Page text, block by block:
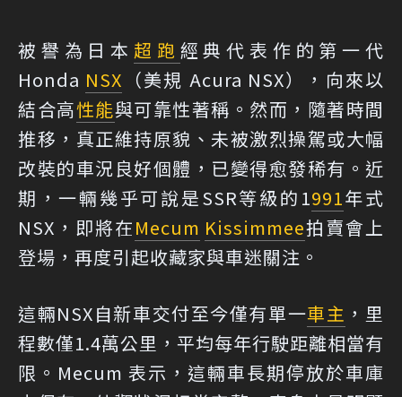
被譽為日本 超跑 經典代表作的第一代
Honda NSX （美規 Acura NSX），向來以
結合高性能與可靠性著稱。然而，隨著時間
推移，真正維持原貌、未被激烈操駕或大幅
改裝的車況良好個體，已變得愈發稀有。近
期，一輛幾乎可說是SSR等級的1991年式
NSX，即將在Mecum Kissimmee拍賣會上
登場，再度引起收藏家與車迷關注。
這輛NSX自新車交付至今僅有單一車主 ，里
程數僅1.4萬公里，平均每年行駛距離相當有
限。Mecum 表示，這輛車長期停放於車庫